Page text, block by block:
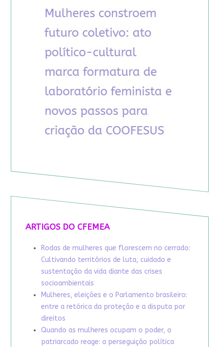
ARTIGOS DO CFEMEA
Rodas de mulheres que florescem no cerrado:
Cultivando territórios de luta, cuidado e
sustentação da vida diante das crises
socioambientais
Mulheres, eleições e o Parlamento brasileiro:
entre a retórica da proteção e a disputa por
direitos
Quando as mulheres ocupam o poder, o
patriarcado reage: a perseguição política